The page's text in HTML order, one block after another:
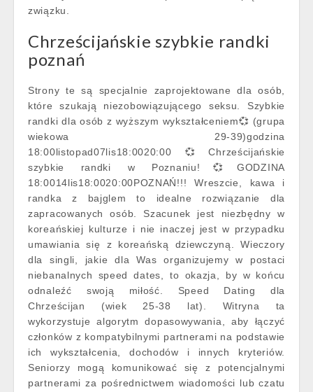
związku.
Chrześcijańskie szybkie randki
poznań
Strony te są specjalnie zaprojektowane dla osób,
które szukają niezobowiązującego seksu. Szybkie
randki dla osób z wyższym wykształceniem💞 (grupa
wiekowa 29-39)godzina
18:00listopad07lis18:0020:00💞Chrześcijańskie
szybkie randki w Poznaniu!💞GODZINA
18:0014lis18:0020:00POZNAŃ!!! Wreszcie, kawa i
randka z bajglem to idealne rozwiązanie dla
zapracowanych osób. Szacunek jest niezbędny w
koreańskiej kulturze i nie inaczej jest w przypadku
umawiania się z koreańską dziewczyną. Wieczory
dla singli, jakie dla Was organizujemy w postaci
niebanalnych speed dates, to okazja, by w końcu
odnaleźć swoją miłość. Speed Dating dla
Chrześcijan (wiek 25-38 lat). Witryna ta
wykorzystuje algorytm dopasowywania, aby łączyć
członków z kompatybilnymi partnerami na podstawie
ich wykształcenia, dochodów i innych kryteriów.
Seniorzy mogą komunikować się z potencjalnymi
partnerami za pośrednictwem wiadomości lub czatu